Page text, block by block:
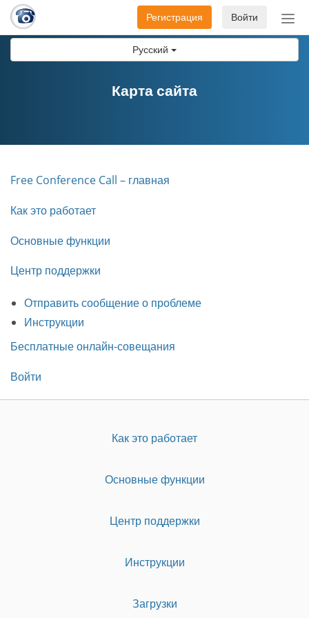
Русский
Войти
Регистрация
Карта сайта
Free Conference Call – главная
Как это работает
Основные функции
Центр поддержки
Отправить сообщение о проблеме
Инструкции
Бесплатные онлайн-совещания
Войти
Как это работает
Основные функции
Центр поддержки
Инструкции
Загрузки